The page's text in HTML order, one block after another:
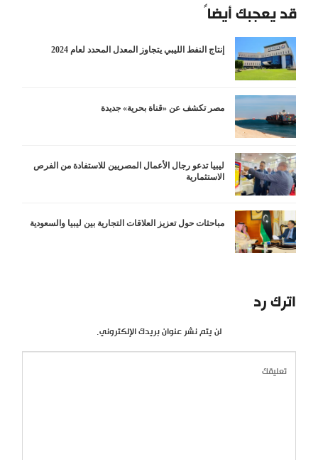
قد يعجبك أيضاً
إنتاج النفط الليبي يتجاوز المعدل المحدد لعام 2024
مصر تكشف عن «قناة بحرية» جديدة
ليبيا تدعو رجال الأعمال المصريين للاستفادة من الفرص
الاستثمارية
مباحثات حول تعزيز العلاقات التجارية بين ليبيا والسعودية
اترك رد
لن يتم نشر عنوان بريدك الإلكتروني.